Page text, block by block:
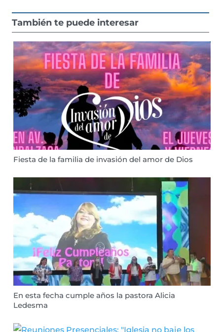
También te puede interesar
Fiesta de la familia de invasión del amor de Dios
En esta fecha cumple años la pastora Alicia
Ledesma